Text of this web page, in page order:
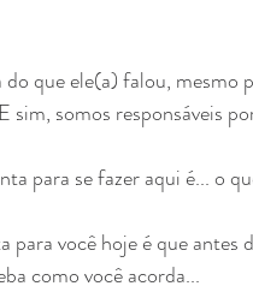
do que ele(a) falou, mesmo
sim, somos responsáveis
para se fazer aqui é... o
para você hoje é que
como você acorda...